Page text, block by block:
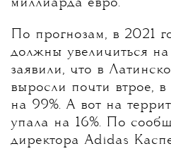
миллиарда евро.
По прогнозам, в 2021
должны увеличиться
заявили, что в
выросли почти втрое,
на 99%. А вот на
упала на 16%. По
директора Adidas